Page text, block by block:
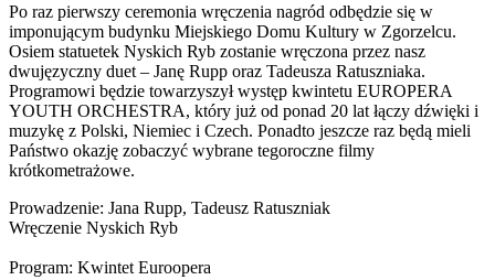
Po raz pierwszy ceremonia wręczenia nagród odbędzie się w
imponującym budynku Miejskiego Domu Kultury w Zgorzelcu.
Osiem statuetek Nyskich Ryb zostanie wręczona przez nasz
dwujęzyczny duet – Janę Rupp oraz Tadeusza Ratuszniaka.
Programowi będzie towarzyszył występ kwintetu EUROPERA
YOUTH ORCHESTRA, który już od ponad 20 lat łączy dźwięki i
muzykę z Polski, Niemiec i Czech. Ponadto jeszcze raz będą mieli
Państwo okazję zobaczyć wybrane tegoroczne filmy
krótkometrażowe.
Prowadzenie: Jana Rupp, Tadeusz Ratuszniak
Wręczenie Nyskich Ryb
Program: Kwintet Euroopera